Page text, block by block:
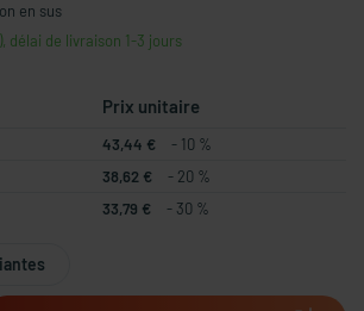
en sus
délai de livraison 1-3 jours
Prix unitaire
43,44 €
- 10 %
38,62 €
- 20 %
33,79 € - 30 %